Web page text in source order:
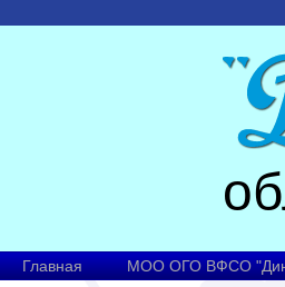
Главная МОО ОГО ВФСО